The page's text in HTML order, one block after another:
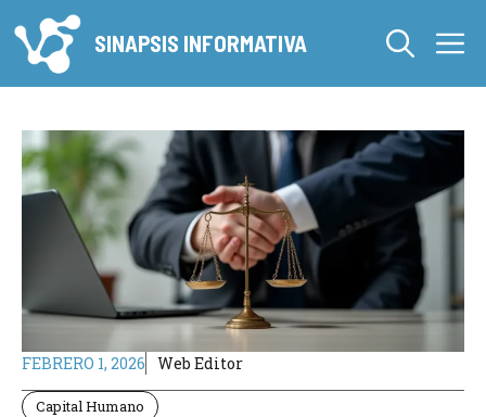
al
contenido
SINAPSIS INFORMATIVA
FEBRERO 1, 2026 Web Editor
Capital Humano